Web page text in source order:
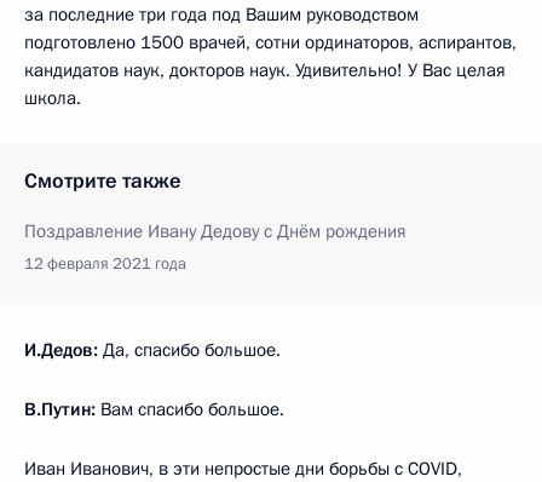
за последние три года под Вашим руководством
подготовлено 1500 врачей, сотни ординаторов, аспирантов,
кандидатов наук, докторов наук. Удивительно! У Вас целая
школа.
Смотрите также
Поздравление Ивану Дедову с Днём рождения
12 февраля 2021 года
И.Дедов: Да, спасибо большое.
В.Путин: Вам спасибо большое.
Иван Иванович, в эти непростые дни борьбы с COVID,